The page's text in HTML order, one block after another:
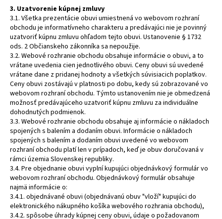
3. Uzatvorenie kúpnej zmluvy
3.1. Všetka prezentácie obuvi umiestnená vo webovom rozhraní
obchodu je informatívneho charakteru a predávajúci nie je povinný
uzatvoriť kúpnu zmluvu ohľadom tejto obuvi. Ustanovenie § 1732
ods. 2 Občianskeho zákonníka sa nepoužije.
3.2. Webové rozhranie obchodu obsahuje informácie o obuvi, a to
vrátane uvedenia cien jednotlivého obuvi. Ceny obuvi sú uvedené
vrátane dane z pridanej hodnoty a všetkých súvisiacich poplatkov.
Ceny obuvi zostávajú v platnosti po dobu, kedy sú zobrazované vo
webovom rozhraní obchodu. Týmto ustanovením nie je obmedzená
možnosť predávajúceho uzatvoriť kúpnu zmluvu za individuálne
dohodnutých podmienok.
3.3. Webové rozhranie obchodu obsahuje aj informácie o nákladoch
spojených s balením a dodaním obuvi. Informácie o nákladoch
spojených s balením a dodaním obuvi uvedené vo webovom
rozhraní obchodu platí len v prípadoch, keď je obuv doručovaná v
rámci územia Slovenskej republiky.
3.4. Pre objednanie obuvi vyplní kupujúci objednávkový formulár vo
webovom rozhraní obchodu. Objednávkový formulár obsahuje
najmä informácie o:
3.4.1. objednávané obuvi (objednávanú obuv "vloží" kupujúci do
elektronického nákupného košíka webového rozhrania obchodu),
3.4.2. spôsobe úhrady kúpnej ceny obuvi, údaje o požadovanom